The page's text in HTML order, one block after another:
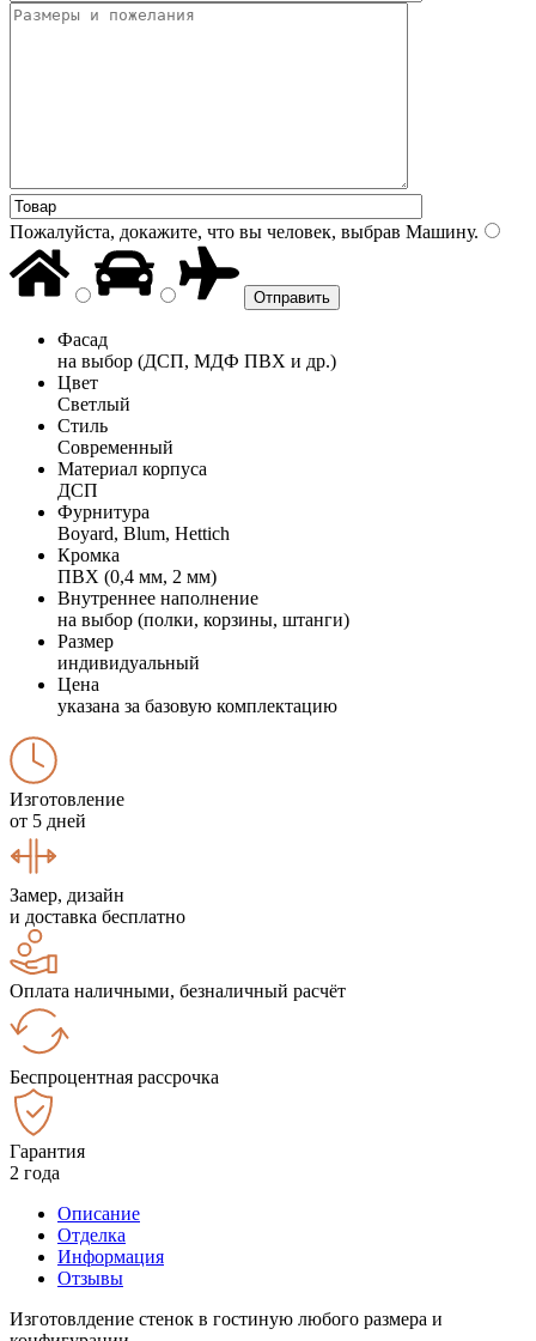
Пожалуйста, докажите, что вы человек, выбрав Машину.
Фасад
на выбор (ДСП, МДФ ПВХ и др.)
Цвет
Светлый
Стиль
Современный
Материал корпуса
ДСП
Фурнитура
Boyard, Blum, Hettich
Кромка
ПВХ (0,4 мм, 2 мм)
Внутреннее наполнение
на выбор (полки, корзины, штанги)
Размер
индивидуальный
Цена
указана за базовую комплектацию
Изготовление
от 5 дней
Замер, дизайн
и доставка бесплатно
Оплата наличными, безналичный расчёт
Беспроцентная рассрочка
Гарантия
2 года
Описание
Отделка
Информация
Отзывы
Изготовлдение стенок в гостиную любого размера и